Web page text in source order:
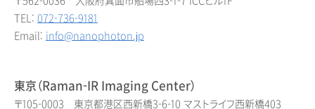
TEL: 072-736-9181
Email: info@nanophoton.jp
東京（Raman-IR Imaging Center）
〒105-0003 東京都港区西新橋3-6-10 マストライフ西新橋403